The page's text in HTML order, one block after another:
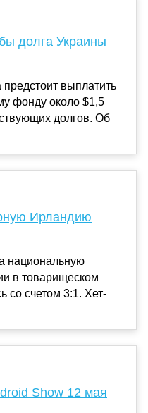
долга Украины
выплатить
фонду около $1,5
долгов. Об
Ирландию
национальную
в товарищеском
со счетом 3:1. Хет-
Show 12 мая